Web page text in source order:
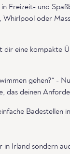
Freizeit- und
Whirlpool oder
dir eine kompakte
gehen?“ -
das deinen
Badestellen
in Irland sondern